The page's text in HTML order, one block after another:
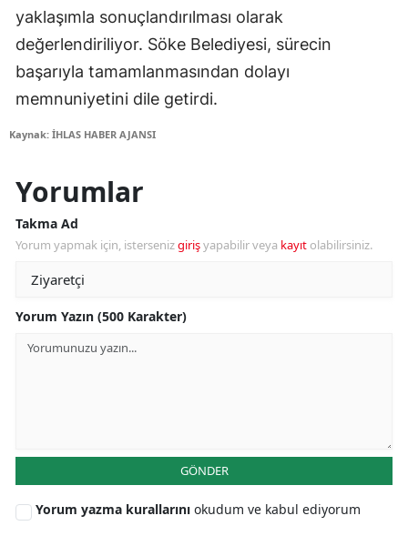
yaklaşımla sonuçlandırılması olarak
değerlendiriliyor. Söke Belediyesi, sürecin
başarıyla tamamlanmasından dolayı
memnuniyetini dile getirdi.
Kaynak: İHLAS HABER AJANSI
Yorumlar
Takma Ad
Yorum yapmak için, istersenizgirişyapabilir veya kayıt olabilirsiniz.
Yorum Yazın (500 Karakter)
GÖNDER
Yorum yazma kurallarını okudum ve kabul ediyorum